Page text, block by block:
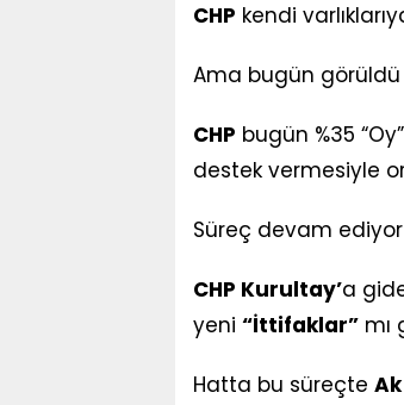
CHP kendi
Ama bugün görüldü
CHP bugün %35
destek vermesiyle
Süreç devam
CHP Kurultay’a
yeni “İttifaklar” mı
Hatta bu süreçte